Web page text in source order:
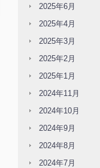
2025年6月
2025年4月
2025年3月
2025年2月
2025年1月
2024年11月
2024年10月
2024年9月
2024年8月
2024年7月